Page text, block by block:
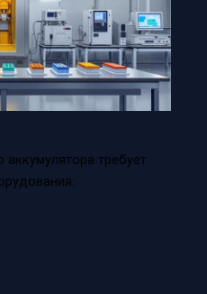
аккумулятора требует